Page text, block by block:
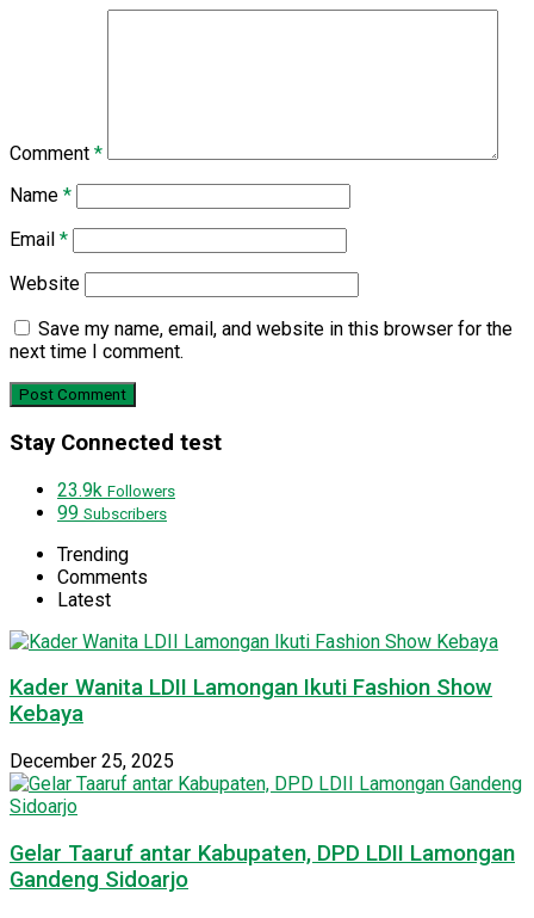
Comment *
Name *
Email *
Website
Save my name, email, and website in this browser for the
next time I comment.
Stay Connected test
23.9k Followers
99 Subscribers
Trending
Comments
Latest
Kader Wanita LDII Lamongan Ikuti Fashion Show
Kebaya
December 25, 2025
Gelar Taaruf antar Kabupaten, DPD LDII Lamongan
Gandeng Sidoarjo